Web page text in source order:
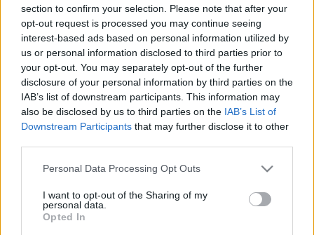
section to confirm your selection. Please note that after your
opt-out request is processed you may continue seeing
interest-based ads based on personal information utilized by
us or personal information disclosed to third parties prior to
your opt-out. You may separately opt-out of the further
disclosure of your personal information by third parties on the
IAB’s list of downstream participants. This information may
also be disclosed by us to third parties on the IAB’s List of
Downstream Participants that may further disclose it to other
Please note that this website/app uses one or more Google
not limited to your visit or usage behaviour. You may click to
grant or deny consent to Google and its third-party tags to
use your data for below specified purposes in below Google
Personal Data Processing Opt Outs
I want to opt-out of the Sharing of my
personal data.
Opted In
részét, s elismerte Japán befolyását Koreára. A
megszerzett területekkel Japán belépett a nagyhatalmak
közé. Emellett a cári csapatok kivonultak Mandzsúriából és
lehetővé tették a kínai hatalom visszaállítását. A szerződés
rendelkezései Japán II. világháborús vereségéig maradtak
érvényben.